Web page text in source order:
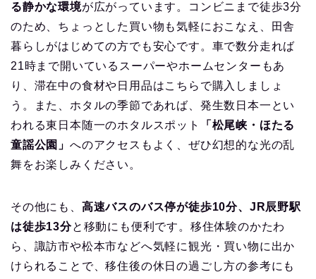
る静かな環境が広がっています。コンビニまで徒歩3分
のため、ちょっとした買い物も気軽におこなえ、田舎
暮らしがはじめての方でも安心です。車で数分走れば
21時まで開いているスーパーやホームセンターもあ
り、滞在中の食材や日用品はこちらで購入しましょ
う。また、ホタルの季節であれば、発生数日本一とい
われる東日本随一のホタルスポット
「松尾峡・ほたる
童謡公園」 へのアクセスもよく、ぜひ幻想的な光の乱
舞をお楽しみください。
その他にも、 高速バスのバス停が徒歩10分、JR辰野駅
は徒歩13分と移動にも便利です。移住体験のかたわ
ら、諏訪市や松本市などへ気軽に観光・買い物に出か
けられることで、移住後の休日の過ごし方の参考にも